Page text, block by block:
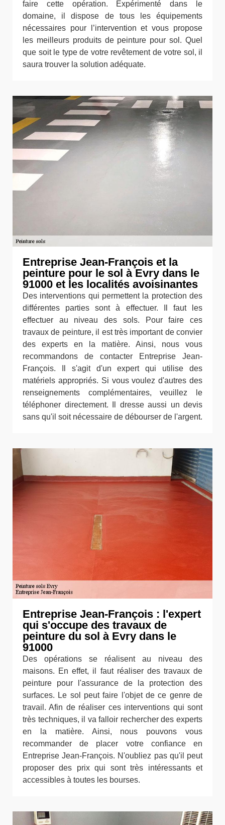
faire cette opération. Expérimenté dans le
domaine, il dispose de tous les équipements
nécessaires pour l’intervention et vous propose
les meilleurs produits de peinture pour sol. Quel
que soit le type de votre revêtement de votre sol, il
saura trouver la solution adéquate.
Entreprise Jean-François et la
peinture pour le sol à Evry dans le
91000 et les localités avoisinantes
Des interventions qui permettent la protection des
différentes parties sont à effectuer. Il faut les
effectuer au niveau des sols. Pour faire ces
travaux de peinture, il est très important de convier
des experts en la matière. Ainsi, nous vous
recommandons de contacter Entreprise Jean-
François. Il s'agit d'un expert qui utilise des
matériels appropriés. Si vous voulez d'autres des
renseignements complémentaires, veuillez le
téléphoner directement. Il dresse aussi un devis
sans qu'il soit nécessaire de débourser de l'argent.
Entreprise Jean-François : l'expert
qui s'occupe des travaux de
peinture du sol à Evry dans le
91000
Des opérations se réalisent au niveau des
maisons. En effet, il faut réaliser des travaux de
peinture pour l'assurance de la protection des
surfaces. Le sol peut faire l'objet de ce genre de
travail. Afin de réaliser ces interventions qui sont
très techniques, il va falloir rechercher des experts
en la matière. Ainsi, nous pouvons vous
recommander de placer votre confiance en
Entreprise Jean-François. N'oubliez pas qu'il peut
proposer des prix qui sont très intéressants et
accessibles à toutes les bourses.